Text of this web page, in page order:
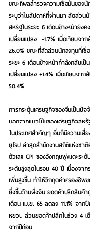
ขณะที่ผลสำรวจความเชื่อมั่นของ
ระบุว่าในสัปดาห์ที่ผ่านมา สัดส่วน
สหรัฐในระยะ 6 เดือนข้างหน้ายัง
เปลี่ยนแปลง  -1.7% เมื่อเทียบจา
26.0% ขณะที่สัดส่วนนักลงทุนที่เชื่
ระยะ 6 เดือนข้างหน้ากำลังกลับเ
เปลี่ยนแปลง +1.4% เมื่อเทียบจา
50.4%
การกระตุ้นเศรษฐกิจของจีนเป็นปัจ
นอกจากแนวโน้มของเศรษฐกิจสห
ในประเทศสำคัญๆ อื่นก็มีความเสี่
ยุโรป ล่าสุดสำนักงานสถิติแห่งชา
ตัวเลข CPI ของอังกฤษพุ่งแตะระ
ระดับสูงสุดในรอบ 40 ปี เนื่องจาก
เพิ่มสูงขึ้น ทำให้วิกฤตค่าครองชีพ
ยิ่งขึ้นด้านฝั่งจีน ยอดค้าปลีกสินค้า
เดือน เม.ย. 65 ลดลง 11.1% จา
หยวน ส่วนยอดค้าปลีกในช่วง 4 เ
จากปีก่อน